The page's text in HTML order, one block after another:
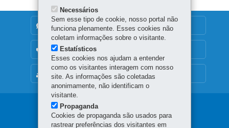
MAPA DO SITE
DENUNCIE CORRUPÇÃO
OUVIDORIA
Navegação
Necessários
Sem esse tipo de cookie, nosso portal não
funciona plenamente. Esses cookies não
coletam informações sobre o visitante.
Estatísticos
Esses cookies nos ajudam a entender
como os visitantes interagem com nosso
site. As informações são coletadas
anonimamente, não identificam o
visitante.
Propaganda
Cookies de propaganda são usados para
rastrear preferências dos visitantes em